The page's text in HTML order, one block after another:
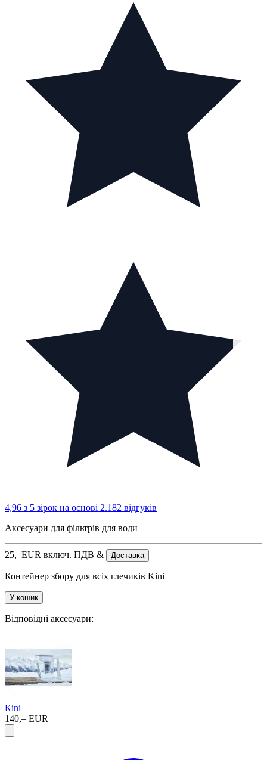
4,96 з 5 зірок на основі 2.182 відгуків
Аксесуари для фільтрів для води
25,–EUR включ. ПДВ & Доставка
Контейнер збору для всіх глечиків Kini
У кошик
Відповідні аксесуари:
Кini
140,– EUR